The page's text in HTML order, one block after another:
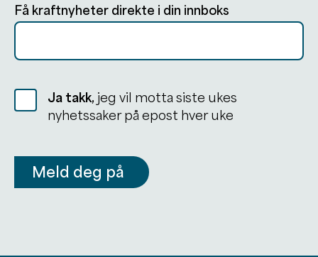
Få kraftnyheter direkte i din innboks
Ja takk, jeg vil motta siste ukes
nyhetssaker på epost hver uke
Meld deg på